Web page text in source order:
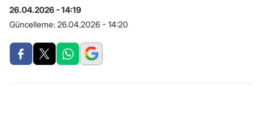
26.04.2026 - 14:19
Güncelleme: 26.04.2026 - 14:20